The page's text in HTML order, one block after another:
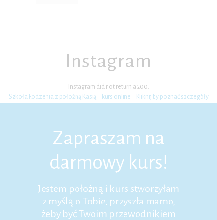
Instagram
Instagram did not return a 200.
Szkoła Rodzenia z położną Kasią – kurs online – Kliknij by poznać szczegóły
Zapraszam na
darmowy kurs!
Jestem położną i kurs stworzyłam
z myślą o Tobie, przyszła mamo,
żeby być Twoim przewodnikiem